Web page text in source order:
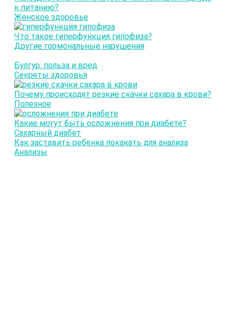
к питанию?
Женское здоровье
Что такое гиперфункция гипофиза?
Другие гормональные нарушения
Булгур: польза и вред
Секреты здоровья
Почему происходят резкие скачки сахара в крови?
Полезное
Какие могут быть осложнения при диабете?
Сахарный диабет
Как заставить ребенка покакать для анализа
Анализы